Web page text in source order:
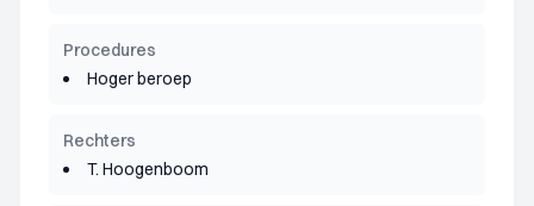
Procedures
Hoger beroep
Rechters
T. Hoogenboom